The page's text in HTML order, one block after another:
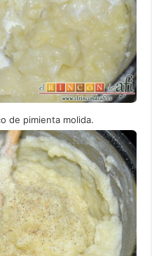
de pimienta molida.